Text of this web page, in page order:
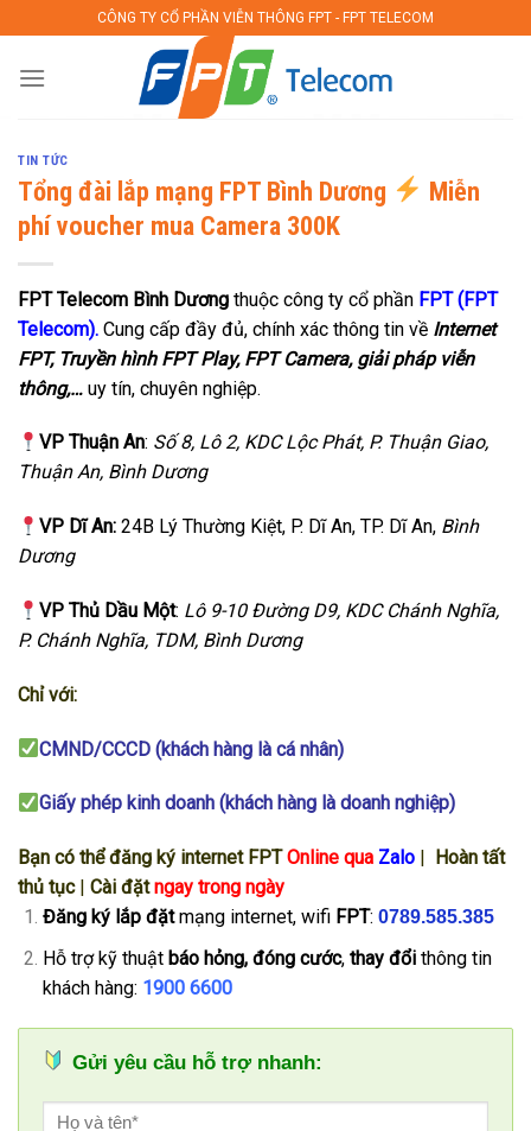
to
content
CÔNG TY CỔ PHẦN VIỄN THÔNG FPT - FPT TELECOM
TIN TỨC
Tổng đài lắp mạng FPT Bình Dương
Miễn
phí voucher mua Camera 300K
FPT Telecom Bình Dương thuộc công ty cổ phần FPT (FPT
Telecom). Cung cấp đầy đủ, chính xác thông tin về Internet
FPT, Truyền hình FPT Play, FPT Camera, giải pháp viễn
thông,… uy tín, chuyên nghiệp.
VP Thuận An: Số 8, Lô 2, KDC Lộc Phát, P. Thuận Giao,
Thuận An, Bình Dương
VP Dĩ An:24B Lý Thường Kiệt, P. Dĩ An, TP. Dĩ An, Bình
Dương
VP Thủ Dầu Một: Lô 9-10 Đường D9, KDC Chánh Nghĩa,
P. Chánh Nghĩa, TDM, Bình Dương
Chỉ với:
CMND/CCCD (khách hàng là cá nhân)
Giấy phép kinh doanh (khách hàng là doanh nghiệp)
Bạn có thể đăng ký internet FPTOnline qua Zalo
Hoàn tất
thủ tục| Cài đặtngay trong ngày
Đăng ký lắp đặtmạng internet, wifi FPT: 0789.585.385
Hỗ trợ kỹ thuật báo hỏng, đóng cước, thay đổithông tin
khách hàng: 1900 6600
Gửi yêu cầu hỗ trợ nhanh: